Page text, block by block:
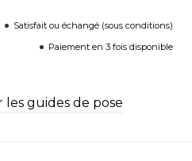
Satisfait ou échangé (sous conditions)
Paiement en 3 fois disponible
les guides de pose